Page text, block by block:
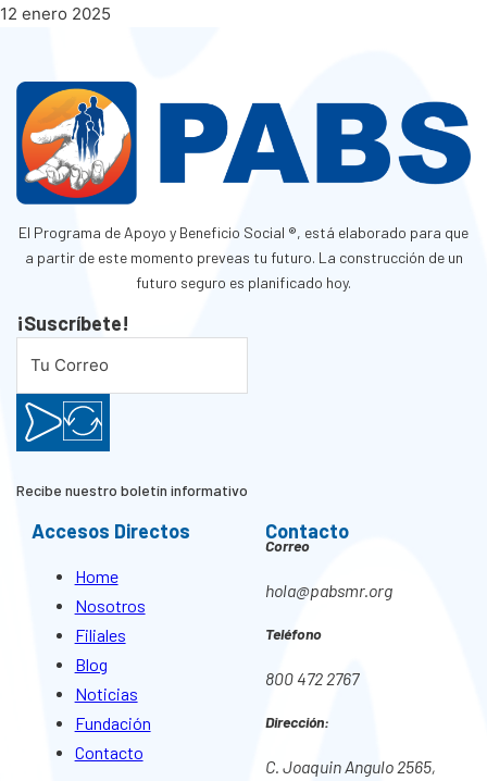
12 enero 2025
El Programa de Apoyo y Beneficio Social ®, está elaborado para que
a partir de este momento preveas tu futuro. La construcción de un
futuro seguro es planificado hoy.
¡Suscríbete!
Recibe nuestro boletín informativo
Accesos Directos
Home
Nosotros
Filiales
Blog
Noticias
Fundación
Contacto
Contacto
Correo
hola@pabsmr.org
Teléfono
800 472 2767
Dirección:
C. Joaquin Angulo 2565,